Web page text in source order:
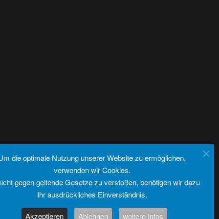
die optimale Nutzung unserer Website zu ermöglichen,
verwenden wir Cookies.
gegen geltende Gesetze zu verstoßen, benötigen wir dazu
Ihr ausdrückliches Einverständnis.
Akzeptieren Ablehnen weitere Infos